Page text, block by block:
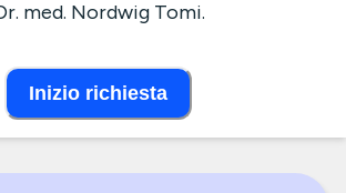
med. Nordwig Tomi.
Inizio richiesta